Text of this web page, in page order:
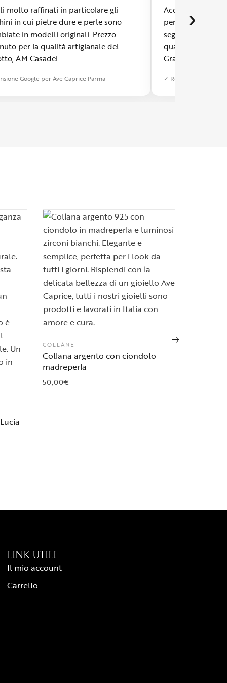
molto raffinati in particolare gli
in cui pietre dure e perle sono
in modelli originali. Prezzo
per la qualità artigianale del
AM Casadei
Google per Ave Caprice Parma
Acquistato
persone cortesi,
seguono, dall
quando lo hai
Grazie, grazie.
✓ Recensione Google
›
COLLANE
Collana argento con ciondolo
madreperla
50,00€
LINK UTILI
Il mio account
Carrello